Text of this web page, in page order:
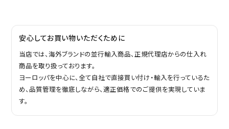
安心してお買い物いただくために
当店では、海外ブランドの並行輸入商品、正規代理店からの仕入れ
商品を取り扱っております。
ヨーロッパを中心に、全て自社で直接買い付け・輸入を行っているた
め、品質管理を徹底しながら、適正価格でのご提供を実現していま
す。